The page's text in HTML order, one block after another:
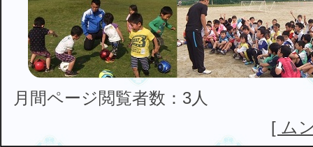
月間ページ閲覧者数：3人
[ ム